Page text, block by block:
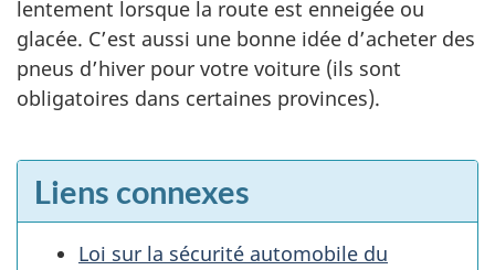
lentement lorsque la route est enneigée ou
glacée. C’est aussi une bonne idée d’acheter des
pneus d’hiver pour votre voiture (ils sont
obligatoires dans certaines provinces).
Liens connexes
Loi sur la sécurité automobile du